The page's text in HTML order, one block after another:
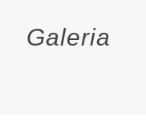
Galeria